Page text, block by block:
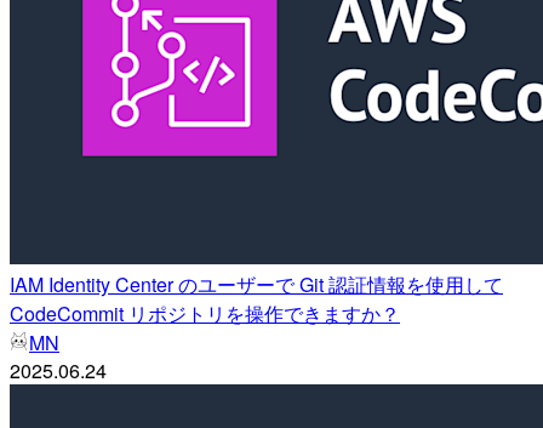
IAM Identity Center のユーザーで Git 認証情報を使用して
CodeCommit リポジトリを操作できますか？
MN
2025.06.24